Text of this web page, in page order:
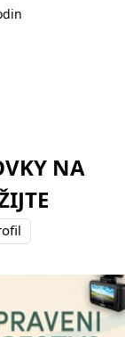
NA